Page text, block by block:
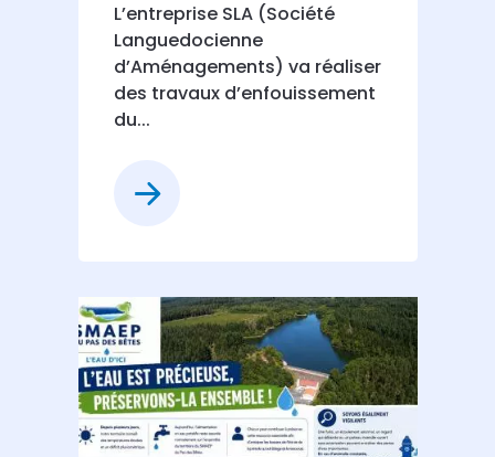
L’entreprise SLA (Société
Languedocienne
d’Aménagements) va réaliser
des travaux d’enfouissement
du...